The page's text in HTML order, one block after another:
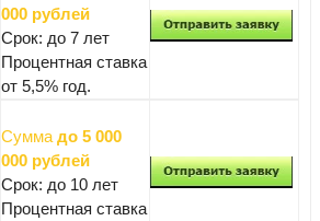
000 рублей
Срок: до 7 лет
Процентная ставка
от 5,5% год.
Сумма до 5 000
000 рублей
Срок: до 10 лет
Процентная ставка